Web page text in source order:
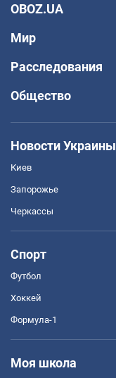
OBOZ.UA
Мир
Расследования
Общество
Новости Украины
Киев
Запорожье
Черкассы
Спорт
Футбол
Хоккей
Формула-1
Моя школа